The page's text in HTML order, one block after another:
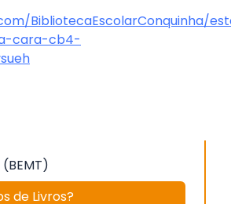
de Livros?
BibliotecaEscolarConquinha/
cara-cb4-